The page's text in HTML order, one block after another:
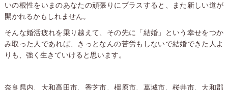
いの根性をいまのあなたの頑張りにプラスすると、また新しい道が
開かれるかもしれません。
そんな婚活疲れを乗り越えて、その先に「結婚」という幸せをつか
み取った人であれば、きっとなんの苦労もしないで結婚できた人よ
りも、強く生きていけると思います。
奈良県内、大和高田市、香芝市、橿原市、葛城市、桜井市、大和郡